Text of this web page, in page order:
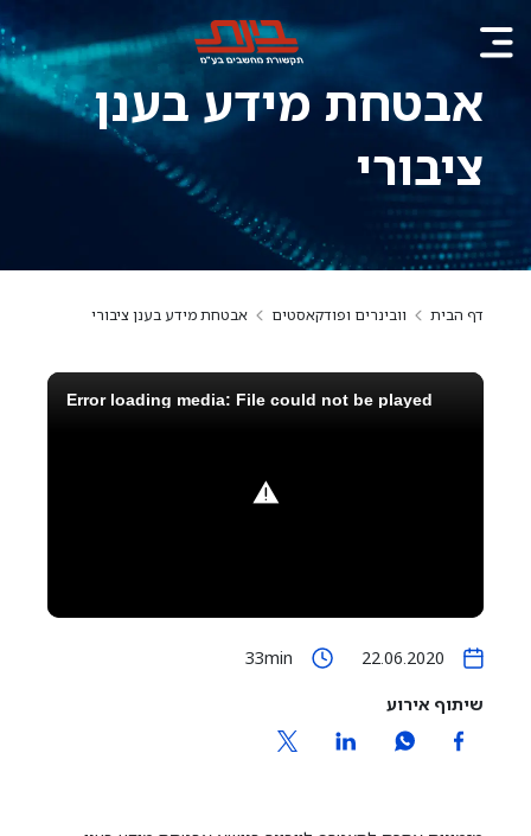
אבטחת מידע בענן
ציבורי
דף הבית וובינרים ופודקאסטים אבטחת מידע בענן ציבורי
22.06.2020
33min
שיתוף אירוע